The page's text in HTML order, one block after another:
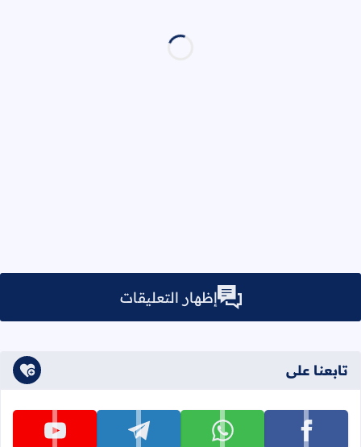
إظهار التعليقات
تابعنا على
تابعنا على facebook تابعنا على whatsapp تابعنا على telegram تابعنا على youtube